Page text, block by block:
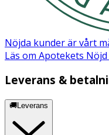
Nöjda kunder är vårt
Läs om Apotekets
Leverans &
🚚Leverans